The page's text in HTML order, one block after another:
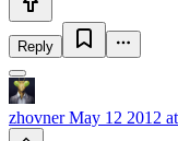
Reply
zhovnerMay 12 2012